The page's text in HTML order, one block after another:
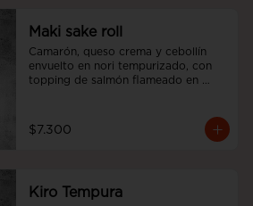
Maki sake roll
Camarón, queso crema y cebollín
envuelto en nori tempurizado, con
topping de salmón flameado en
$7.300
Kiro Tempura